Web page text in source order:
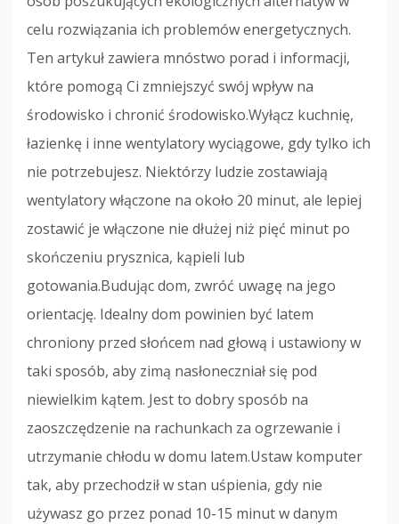
celu rozwiązania ich problemów energetycznych.
Ten artykuł zawiera mnóstwo porad i informacji,
które pomogą Ci zmniejszyć swój wpływ na
środowisko i chronić środowisko.Wyłącz kuchnię,
łazienkę i inne wentylatory wyciągowe, gdy tylko ich
nie potrzebujesz. Niektórzy ludzie zostawiają
wentylatory włączone na około 20 minut, ale lepiej
zostawić je włączone nie dłużej niż pięć minut po
skończeniu prysznica, kąpieli lub
gotowania.Budując dom, zwróć uwagę na jego
orientację. Idealny dom powinien być latem
chroniony przed słońcem nad głową i ustawiony w
taki sposób, aby zimą nasłoneczniał się pod
niewielkim kątem. Jest to dobry sposób na
zaoszczędzenie na rachunkach za ogrzewanie i
utrzymanie chłodu w domu latem.Ustaw komputer
tak, aby przechodził w stan uśpienia, gdy nie
używasz go przez ponad 10-15 minut w danym